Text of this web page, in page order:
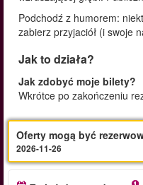
Podchodź z humorem:
zabierz przyjaciół (i swoje
Jak to działa?
Jak zdobyć moje bilety?
Wkrótce po zakończeniu
Oferty mogą być
2026-11-26